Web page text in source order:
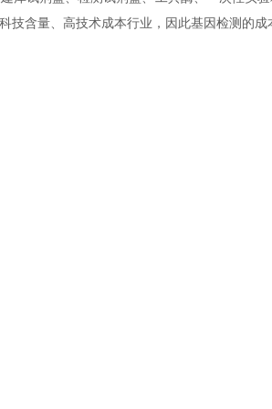
含量、高技术成本行业，因此基因检测的成